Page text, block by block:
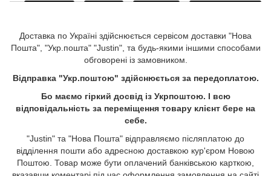
Доставка по Україні здійснюється сервісом доставки "Нова
Пошта", "Укр.пошта" "Justin", та будь-якими іншими способами
обговорені із замовником.
Відправка "Укр.поштою" здійснюється за передоплатою.
Бо маємо гіркий досвід із Укрпоштою. І всю
відповідальність за переміщення товару клієнт бере на
себе.
"Justin" та "Нова Пошта" відправляємо післяплатою до
відділення пошти або адресною доставкою кур'єром Новою
Поштою. Товар може бути оплачений банківською карткою,